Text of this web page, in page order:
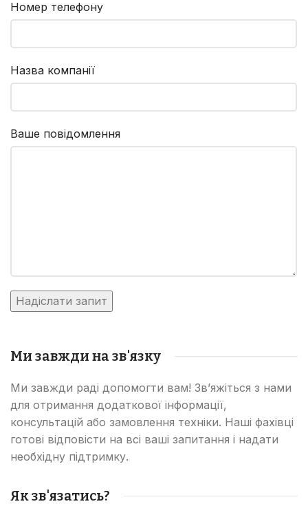
Номер телефону
Назва компанії
Ваше повідомлення
Ми завжди на зв'язку
Ми завжди раді допомогти вам! Зв’яжіться з нами
для отримання додаткової інформації,
консультацій або замовлення техніки. Наші фахівці
готові відповісти на всі ваші запитання і надати
необхідну підтримку.
Як зв'язатись?